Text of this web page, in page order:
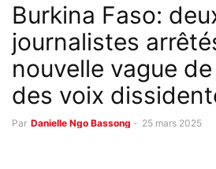
Burkina Faso:
journalistes
nouvelle vague
des voix
Par Danielle Ngo Bassong - 25 mars 2025